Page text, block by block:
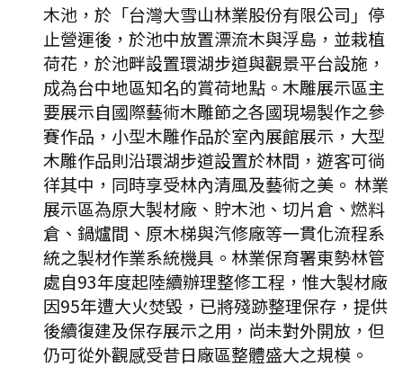
木池，於「台灣大雪山林業股份有限公司」停
止營運後，於池中放置漂流木與浮島，並栽植
荷花，於池畔設置環湖步道與觀景平台設施，
成為台中地區知名的賞荷地點。木雕展示區主
要展示自國際藝術木雕節之各國現場製作之參
賽作品，小型木雕作品於室內展館展示，大型
木雕作品則沿環湖步道設置於林間，遊客可徜
徉其中，同時享受林內清風及藝術之美。 林業
展示區為原大製材廠、貯木池、切片倉、燃料
倉、鍋爐間、原木梯與汽修廠等一貫化流程系
統之製材作業系統機具。林業保育署東勢林管
處自93年度起陸續辦理整修工程，惟大製材廠
因95年遭大火焚毀，已將殘跡整理保存，提供
後續復建及保存展示之用，尚未對外開放，但
仍可從外觀感受昔日廠區整體盛大之規模。